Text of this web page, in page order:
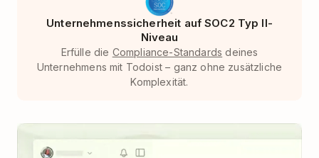
Unternehmenssicherheit auf SOC2 Typ II-
Niveau
Erfülle die Compliance-Standards deines
Unternehmens mit Todoist – ganz ohne zusätzliche
Komplexität.